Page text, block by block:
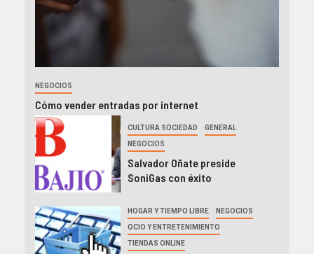
NEGOCIOS
Cómo vender entradas por internet
CULTURA SOCIEDAD GENERAL
NEGOCIOS
Salvador Oñate preside
SoniGas con éxito
HOGAR Y TIEMPO LIBRE NEGOCIOS
OCIO Y ENTRETENIMIENTO
TIENDAS ONLINE